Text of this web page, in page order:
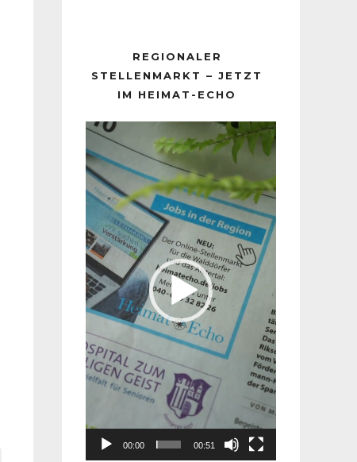
REGIONALER
STELLENMARKT – JETZT
IM HEIMAT-ECHO
Player
00:00 00:51